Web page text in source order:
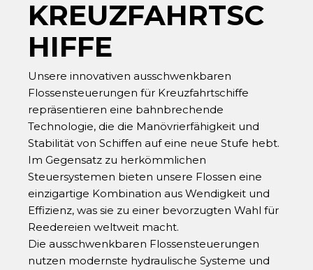
KREUZFAHRTSC
HIFFE
Unsere innovativen ausschwenkbaren
Flossensteuerungen für Kreuzfahrtschiffe
repräsentieren eine bahnbrechende
Technologie, die die Manövrierfähigkeit und
Stabilität von Schiffen auf eine neue Stufe hebt.
Im Gegensatz zu herkömmlichen
Steuersystemen bieten unsere Flossen eine
einzigartige Kombination aus Wendigkeit und
Effizienz, was sie zu einer bevorzugten Wahl für
Reedereien weltweit macht.
Die ausschwenkbaren Flossensteuerungen
nutzen modernste hydraulische Systeme und